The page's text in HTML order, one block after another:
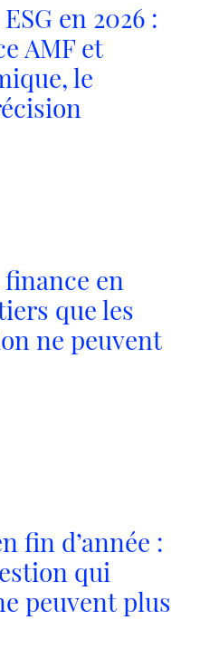
en 2026 :
AMF et
le
en
que les
ne peuvent
fin d’année :
qui
peuvent plus